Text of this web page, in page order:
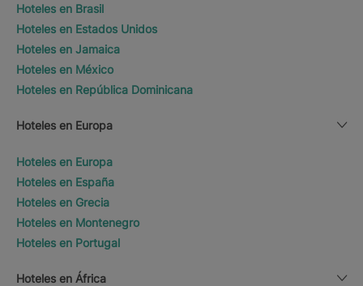
Hoteles en Brasil
Hoteles en Estados Unidos
Hoteles en Jamaica
Hoteles en México
Hoteles en República Dominicana
Hoteles en Europa
Hoteles en Europa
Hoteles en España
Hoteles en Grecia
Hoteles en Montenegro
Hoteles en Portugal
Hoteles en África